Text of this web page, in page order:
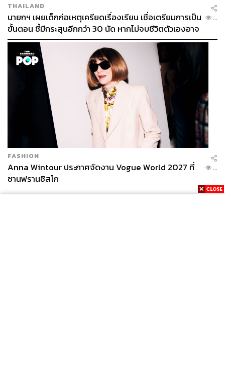
THAILAND
นายกฯ เผยเด็กก่อเหตุเครียดเรื่องเรียน เชื่อเตรียมการเป็น
ขั้นตอน ชี้มีกระสุนอีกกว่า 30 นัด หากไม่จบชีวิตตัวเองอาจ
สูญเสียเพิ่ม
...
FASHION
Anna Wintour ประกาศจัดงาน Vogue World 2027 ที่
ซานฟรานซิสโก
...